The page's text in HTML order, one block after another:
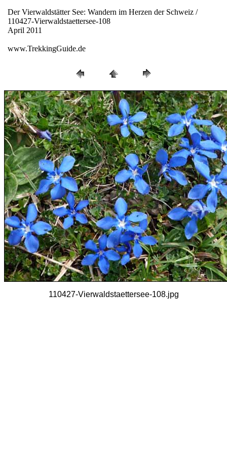
Der Vierwaldstätter See: Wandern im Herzen der Schweiz /
110427-Vierwaldstaettersee-108
April 2011
www.TrekkingGuide.de
110427-Vierwaldstaettersee-108.jpg